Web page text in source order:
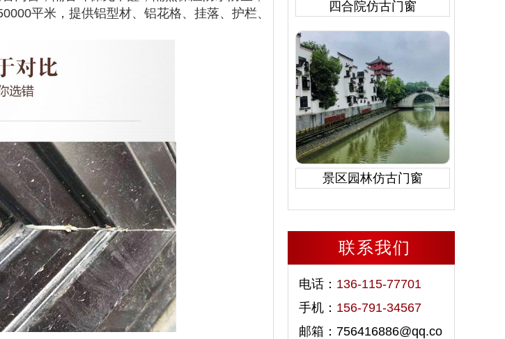
平米，提供铝型材、铝花格、挂落、护栏、
四合院仿古门窗
景区园林仿古门窗
联系我们
电话： 136-115-77701
手机： 156-791-34567
邮箱：756416886@qq.co